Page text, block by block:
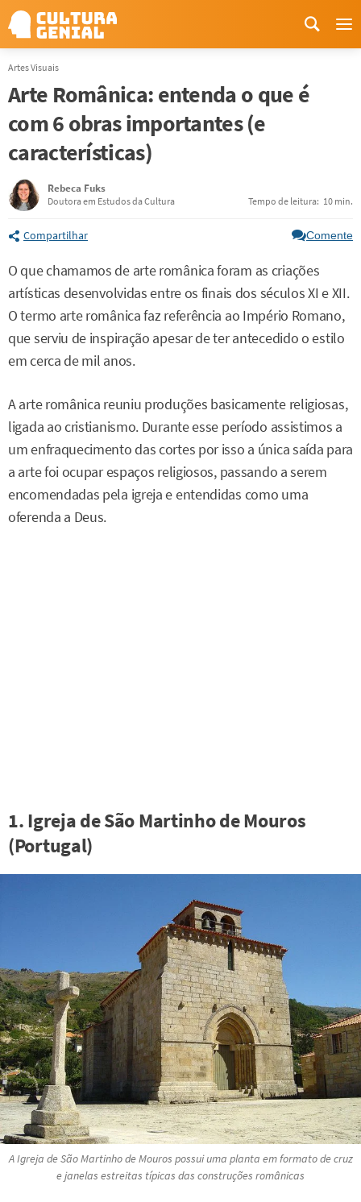
Artes Visuais
Arte Românica: entenda o que é
com 6 obras importantes (e
características)
Rebeca Fuks
Doutora em Estudos da Cultura Tempo de leitura: 10 min.
Compartilhar Comente
O que chamamos de arte românica foram as criações
artísticas desenvolvidas entre os finais dos séculos XI e XII.
O termo arte românica faz referência ao Império Romano,
que serviu de inspiração apesar de ter antecedido o estilo
em cerca de mil anos.
A arte românica reuniu produções basicamente religiosas,
ligada ao cristianismo. Durante esse período assistimos a
um enfraquecimento das cortes por isso a única saída para
a arte foi ocupar espaços religiosos, passando a serem
encomendadas pela igreja e entendidas como uma
oferenda a Deus.
1. Igreja de São Martinho de Mouros
(Portugal)
A Igreja de São Martinho de Mouros possui uma planta em formato de cruz
e janelas estreitas típicas das construções românicas